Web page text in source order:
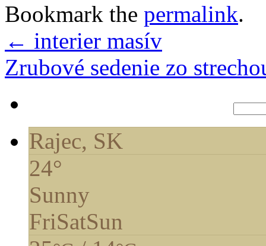
Bookmark the permalink.
← interier masív
Zrubové sedenie zo
Rajec, SK
24°
Sunny
FriSatSun